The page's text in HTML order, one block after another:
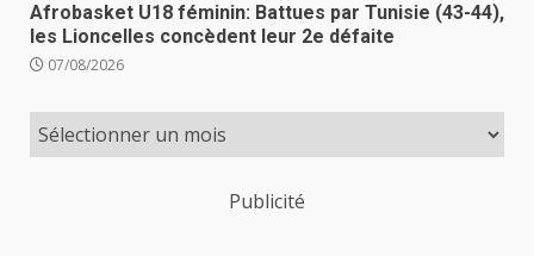
Afrobasket U18 féminin: Battues par Tunisie (43-44),
les Lioncelles concèdent leur 2e défaite
07/08/2026
Publicité